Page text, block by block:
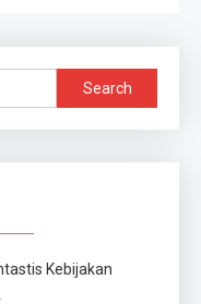
Search
for:
Kebijakan